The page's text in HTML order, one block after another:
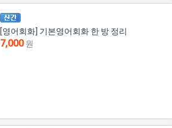
[영어회화] 기본영어회화 한 방 정리
7,000원